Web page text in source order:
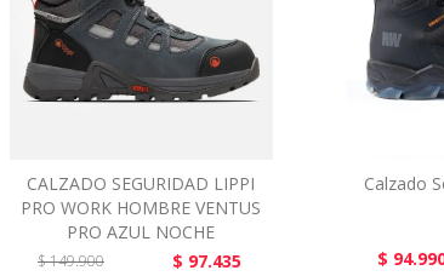
CALZADO SEGURIDAD LIPPI
PRO WORK HOMBRE VENTUS
PRO AZUL NOCHE
$ 149.900 $ 97.435
Calzado
$